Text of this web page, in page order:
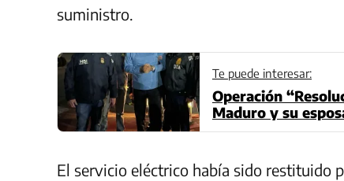
suministro.
Te puede interesar:
Operación
Maduro y su
El servicio eléctrico había sido restituido